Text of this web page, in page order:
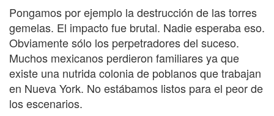
Pongamos por ejemplo la destrucción de las torres
gemelas. El impacto fue brutal. Nadie esperaba eso.
Obviamente sólo los perpetradores del suceso.
Muchos mexicanos perdieron familiares ya que
existe una nutrida colonia de poblanos que trabajan
en Nueva York. No estábamos listos para el peor de
los escenarios.